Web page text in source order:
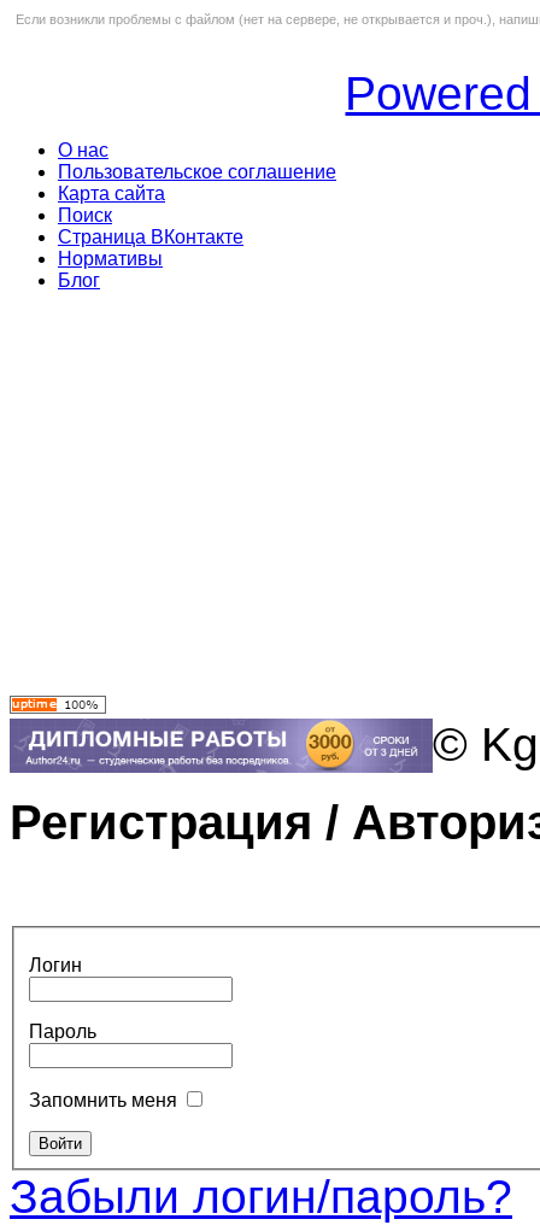
Если возникли проблемы с файлом (нет на сервере, не открывается и проч.),
О нас
Пользовательское соглашение
Карта сайта
Поиск
Страница ВКонтакте
Нормативы
Блог
©
Регистрация /
Логин
Пароль
Запомнить меня
Забыли логин/пароль?